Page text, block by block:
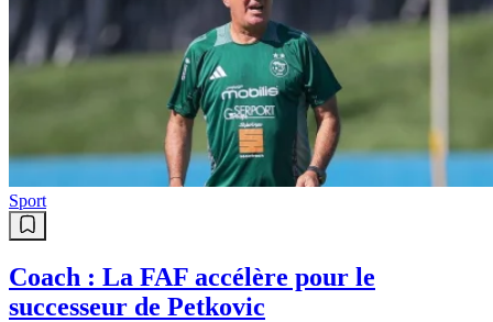
Sport
Coach : La FAF accélère pour le
successeur de Petkovic